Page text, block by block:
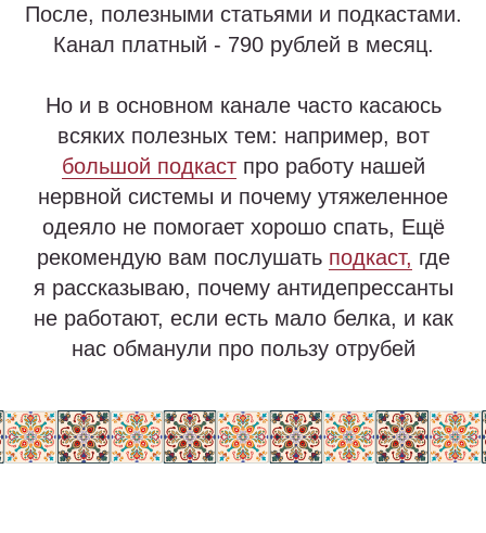
После, полезными статьями и подкастами.
Канал платный - 790 рублей в месяц.
Но и в основном канале часто касаюсь
всяких полезных тем: например, вот
большой подкастпро работу нашей
нервной системы и почему утяжеленное
одеяло не помогает хорошо спать, Ещё
рекомендую вам послушать подкаст, где
я рассказываю, почему антидепрессанты
не работают, если есть мало белка, и как
нас обманули про пользу отрубей